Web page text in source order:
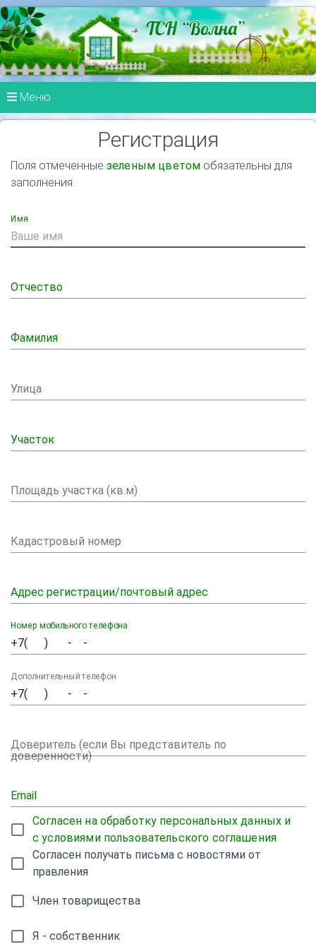
Меню
Регистрация
Поля отмеченные зеленым цветом обязательны для
заполнения.
Имя
Отчество
Фамилия
Улица
Участок
Площадь участка (кв.м)
Кадастровый номер
Адрес регистрации/почтовый адрес
Номер мобильного телефона
Дополнительный телефон
Доверитель (если Вы представитель по
доверенности)
Email
Согласен на обработку персональных данных и
с условиями пользовательского соглашения
Согласен получать письма с новостями от
правления
Член товарищества
Я - собственник